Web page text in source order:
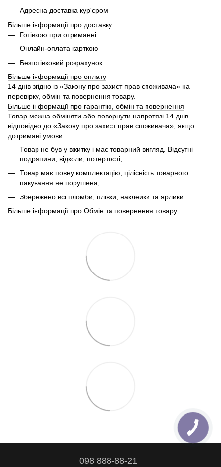
Адресна доставка кур'єром
Більше інформації про доставку
Готівкою при отриманні
Онлайн-оплата карткою
Безготівковий розрахунок
Більше інформації про оплату
14 днів згідно із «Закону про захист прав споживача» на
перевірку, обмін та повернення товару.
Більше інформації про гарантію, обмін та повернення
Товар можна обміняти або повернути напротязі 14 днів
відповідно до «Закону про захист прав споживача», якщо
дотримані умови:
Товар не був у вжитку і має товарний вигляд. Відсутні
подряпини, відколи, потертості;
Товар має повну комплектацію, цілісність товарного
пакування не порушена;
Збережено всі пломби, плівки, наклейки та ярлики.
Більше інформації про Обмін та повернення товару
098 888-88-21